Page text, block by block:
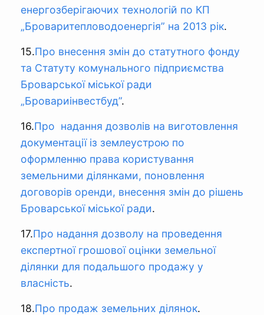
енергозберігаючих технологій по КП
„Броваритепловодоенергія” на 2013 рік.
15.Про внесення змін до статутного фонду
та Статуту комунального підприємства
Броварської міської ради
„Бровариінвестбуд”.
16.Про надання дозволів на виготовлення
документації із землеустрою по
оформленню права користування
земельними ділянками, поновлення
договорів оренди, внесення змін до рішень
Броварської міської ради.
17.Про надання дозволу на проведення
експертної грошової оцінки земельної
ділянки для подальшого продажу у
власність.
18.Про продаж земельних ділянок.